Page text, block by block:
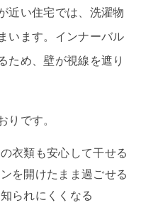
近い住宅では、洗濯物
います。インナーバル
ため、壁が視線を遮り
りです。
衣類も安心して干せる
を開けたまま過ごせる
られにくくなる